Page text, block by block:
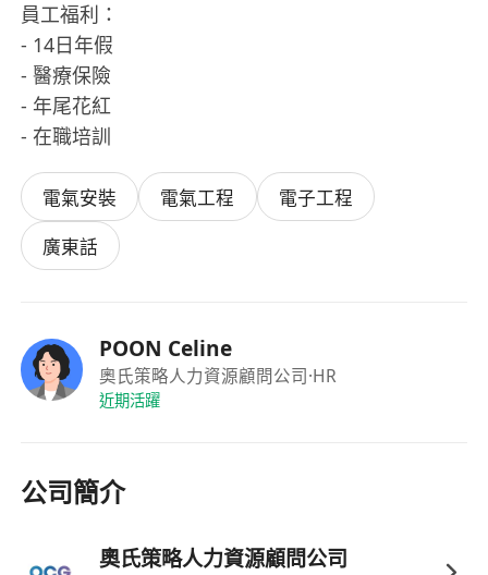
員工福利：
- 14日年假
- 醫療保險
- 年尾花紅
- 在職培訓
電氣安裝 電氣工程
電子工程
廣東話
POON Celine
奧氏策略人力資源顧問公司·HR
近期活躍
公司簡介
奧氏策略人力資源顧問公司